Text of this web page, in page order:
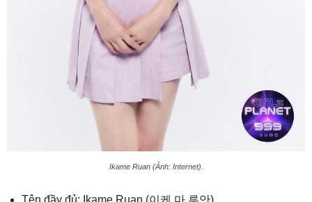
Ikame Ruan (Ảnh: Internet).